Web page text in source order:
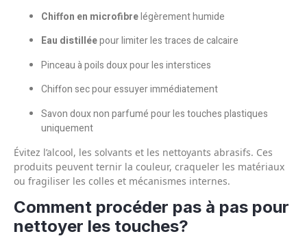
Chiffon en microfibrelégèrement humide
Eau distilléepour limiter les traces de calcaire
Pinceau à poils doux pour les interstices
Chiffon sec pour essuyer immédiatement
Savon doux non parfumé pour les touches plastiques
uniquement
Évitez l’alcool, les solvants et les nettoyants abrasifs. Ces
produits peuvent ternir la couleur, craqueler les matériaux
ou fragiliser les colles et mécanismes internes.
Comment procéder pas à pas pour
nettoyer les touches?